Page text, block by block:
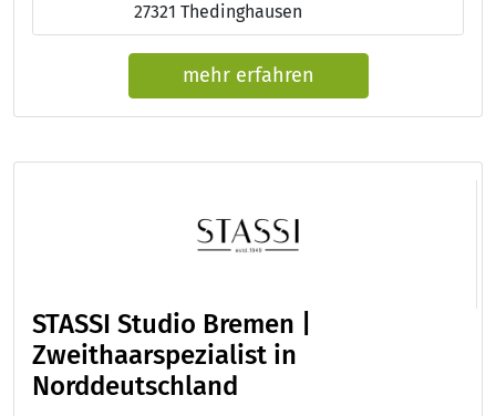
27321 Thedinghausen
mehr erfahren
STASSI Studio Bremen |
Zweithaarspezialist in
Norddeutschland